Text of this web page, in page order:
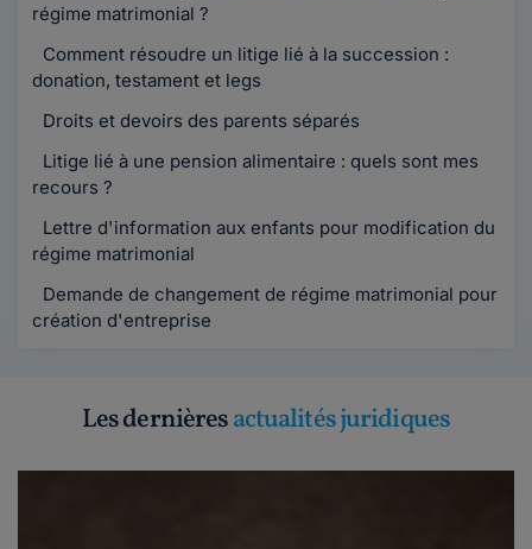
régime matrimonial ?
Comment résoudre un litige lié à la succession :
donation, testament et legs
Droits et devoirs des parents séparés
Litige lié à une pension alimentaire : quels sont mes
recours ?
Lettre d'information aux enfants pour modification du
régime matrimonial
Demande de changement de régime matrimonial pour
création d'entreprise
Les dernièresactualités juridiques